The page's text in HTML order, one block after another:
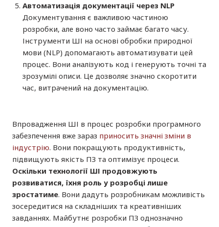
Автоматизація документації через NLP
Документування є важливою частиною
розробки, але воно часто займає багато часу.
Інструменти ШІ на основі обробки природної
мови (NLP) допомагають автоматизувати цей
процес. Вони аналізують код і генерують точні та
зрозумілі описи. Це дозволяє значно скоротити
час, витрачений на документацію.
Впровадження ШІ в процес розробки програмного
забезпечення вже зараз приносить значні зміни в
індустрію. Вони покращують продуктивність,
підвищують якість ПЗ та оптимізує процеси.
Оскільки технології ШІ продовжують
розвиватися, їхня роль у розробці лише
зростатиме. Вони дадуть розробникам можливість
зосередитися на складніших та креативніших
завданнях. Майбутнє розробки ПЗ однозначно